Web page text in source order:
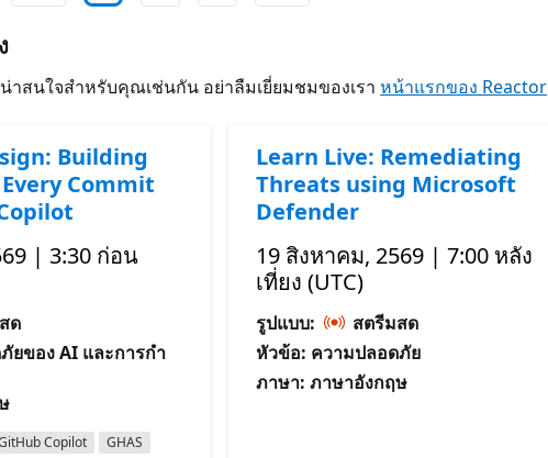
าสนใจสําหรับคุณเช่นกัน อย่าลืมเยี่ยมชมของเราหน้าแรกของ Reactor
Building
Commit
| 3:30 ก่อน
ด
ยของ AI และการกํา
Copilot GHAS
Learn Live: Remediating
Threats using Microsoft
Defender
19 สิงหาคม, 2569 | 7:00 หลัง
เที่ยง (UTC)
รูปแบบ:
สตรีมสด
หัวข้อ: ความปลอดภัย
ภาษา: ภาษาอังกฤษ